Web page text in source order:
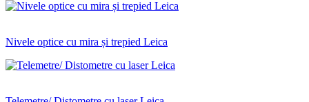
Nivele optice cu mira și trepied Leica